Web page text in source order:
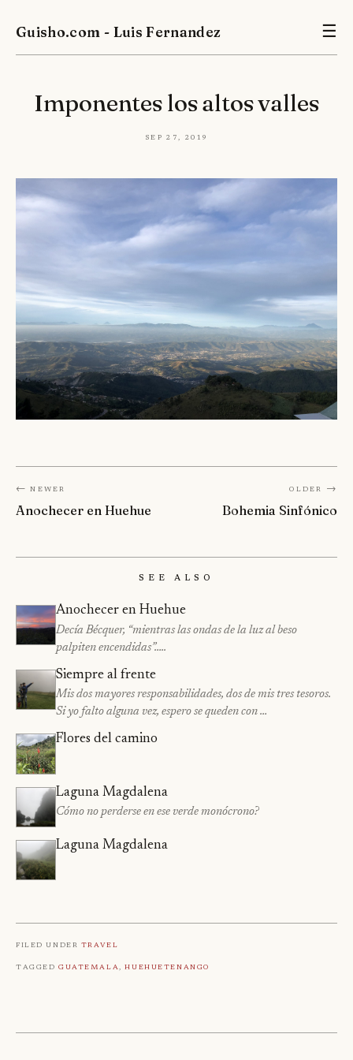
Guisho.com - Luis Fernandez ☰
Imponentes los altos valles
Sep 27, 2019
← Newer
Anochecer en Huehue
Older →
Bohemia Sinfónico
See Also
Anochecer en Huehue
Decía Bécquer, “mientras las ondas de la luz al beso
palpiten encendidas”…..
Siempre al frente
Mis dos mayores responsabilidades, dos de mis tres tesoros.
Si yo falto alguna vez, espero se queden con …
Flores del camino
Laguna Magdalena
Cómo no perderse en ese verde monócrono?
Laguna Magdalena
Filed under Travel
TaggedGuatemala,Huehuetenango